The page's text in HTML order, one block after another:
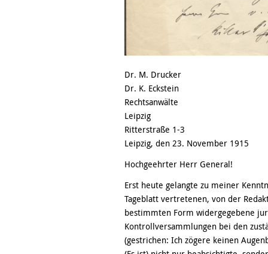
Dr. M. Drucker
Dr. K. Eckstein
Rechtsanwälte
Leipzig
Ritterstraße 1-3
Leipzig, den 23. November 1915
Hochgeehrter Herr General!
Erst heute gelangte zu meiner
Tageblatt vertretenen, von der
bestimmten Form widergegebene
Kontrollversammlungen bei den
(gestrichen: Ich zögere keinen